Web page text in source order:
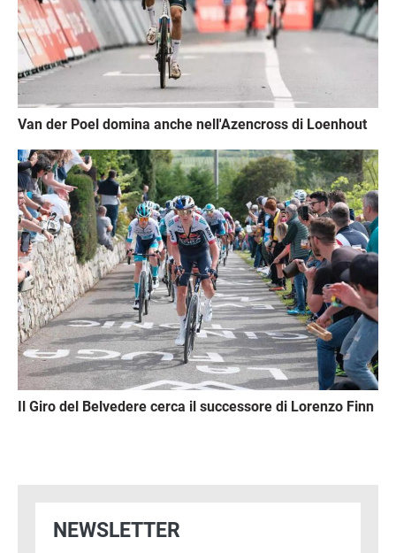
Van der Poel domina anche nell'Azencross di Loenhout
Immagine
Il Giro del Belvedere cerca il successore di Lorenzo Finn
NEWSLETTER